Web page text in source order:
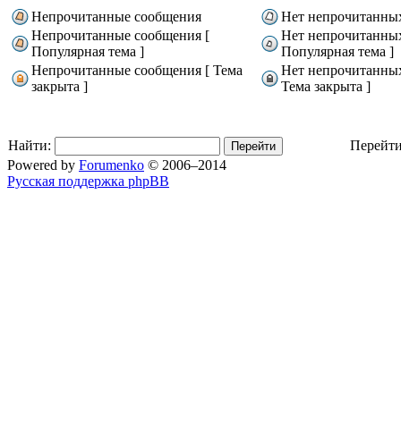
Непрочитанные сообщения
Нет
Непрочитанные сообщения [
Популярная тема ]
Нет
Популярная тема ]
Непрочитанные сообщения [ Тема
закрыта ]
Нет
Тема закрыта ]
Найти:
Powered by Forumenko © 2006–2014
Русская поддержка phpBB